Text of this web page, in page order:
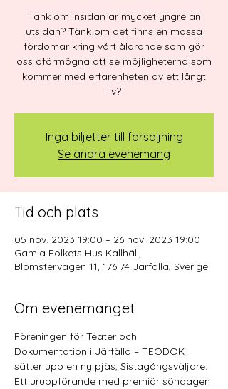
Tänk om insidan är mycket yngre än
utsidan? Tänk om det finns en massa
fördomar kring vårt åldrande som gör
oss oförmögna att se möjligheterna som
kommer med erfarenheten av ett långt
liv?
Inga biljetter till försäljning
Se andra evenemang
Tid och plats
05 nov. 2023 19:00 – 26 nov. 2023 19:00
Gamla Folkets Hus Kallhäll,
Blomstervägen 11, 176 74 Järfälla, Sverige
Om evenemanget
Föreningen för Teater och
Dokumentation i Järfälla – TEODOK
sätter upp en ny pjäs, Sistagångsväljare.
Ett uruppförande med premiär söndagen